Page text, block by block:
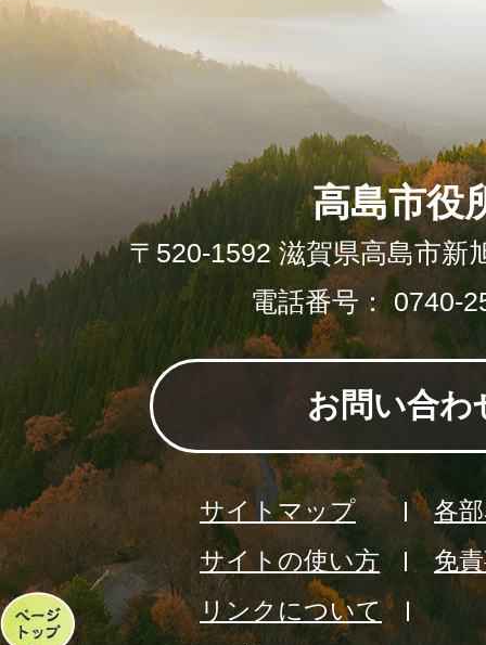
ペ
高島市役
〒520-1592 滋賀県高島市新
電話番号： 0740-
お問い合わ
サイトマップ
各
サイトの使い方
免
リンクについて